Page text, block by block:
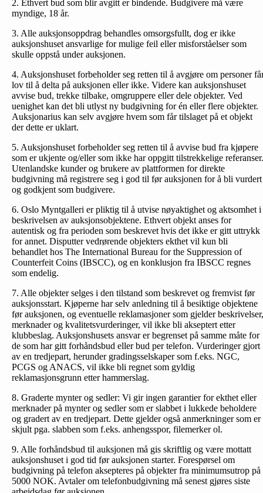
2. Ethvert bud som blir avgitt er bindende. Budgivere må være
myndige, 18 år.
3. Alle auksjonsoppdrag behandles omsorgsfullt, dog er ikke
auksjonshuset ansvarlige for mulige feil eller misforståelser som
skulle oppstå under auksjonen.
4. Auksjonshuset forbeholder seg retten til å avgjøre om personer
lov til å delta på auksjonen eller ikke. Videre kan auksjonshuset
avvise bud, trekke tilbake, omgruppere eller dele objekter. Ved
uenighet kan det bli utlyst ny budgivning for én eller flere objekter.
Auksjonarius kan selv avgjøre hvem som får tilslaget på et objekt
der dette er uklart.
5. Auksjonshuset forbeholder seg retten til å avvise bud fra kjøpere
som er ukjente og/eller som ikke har oppgitt tilstrekkelige referanser.
Utenlandske kunder og brukere av plattformen for direkte
budgivning må registrere seg i god til før auksjonen for å bli vurdert
og godkjent som budgivere.
6. Oslo Myntgalleri er pliktig til å utvise nøyaktighet og aktsomhet i
beskrivelsen av auksjonsobjektene. Ethvert objekt anses for
autentisk og fra perioden som beskrevet hvis det ikke er gitt uttrykk
for annet. Disputter vedrørende objekters ekthet vil kun bli
behandlet hos The International Bureau for the Suppression of
Counterfeit Coins (IBSCC), og en konklusjon fra IBSCC regnes
som endelig.
7. Alle objekter selges i den tilstand som beskrevet og fremvist før
auksjonsstart. Kjøperne har selv anledning til å besiktige objektene
før auksjonen, og eventuelle reklamasjoner som gjelder beskrivelser,
merknader og kvalitetsvurderinger, vil ikke bli akseptert etter
klubbeslag. Auksjonshusets ansvar er begrenset på samme måte for
de som har gitt forhåndsbud eller bud per telefon. Vurderinger gjort
av en tredjepart, herunder gradingsselskaper som f.eks. NGC,
PCGS og ANACS, vil ikke bli regnet som gyldig
reklamasjonsgrunn etter hammerslag.
8. Graderte mynter og sedler: Vi gir ingen garantier for ekthet eller
merknader på mynter og sedler som er slabbet i lukkede beholdere
og gradert av en tredjepart. Dette gjelder også anmerkninger som er
skjult pga. slabben som f.eks. anhengsspor, filemerker ol.
9. Alle forhåndsbud til auksjonen må gis skriftlig og være mottatt
auksjonshuset i god tid før auksjonen starter. Forespørsel om
budgivning på telefon aksepteres på objekter fra minimumsutrop på
5000 NOK. Avtaler om telefonbud­givning må senest gjøres siste